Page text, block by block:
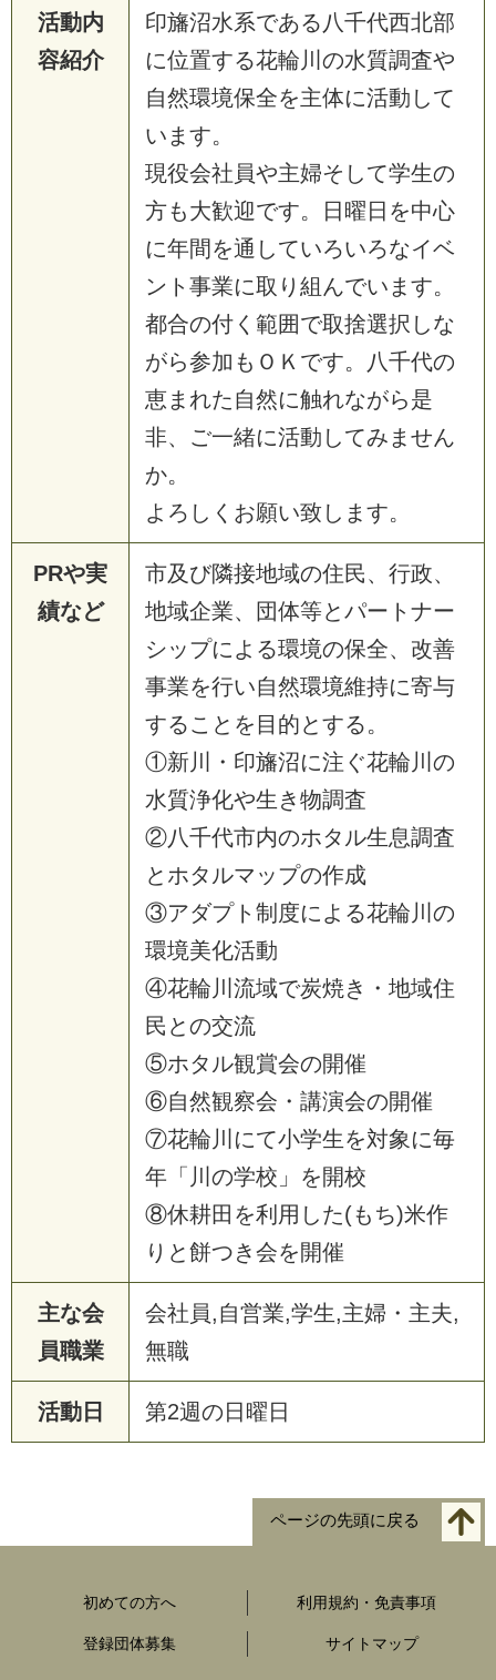
活動内
容紹介
印旛沼水系である八千代西北部
に位置する花輪川の水質調査や
自然環境保全を主体に活動して
います。
現役会社員や主婦そして学生の
方も大歓迎です。日曜日を中心
に年間を通していろいろなイベ
ント事業に取り組んでいます。
都合の付く範囲で取捨選択しな
がら参加もＯＫです。八千代の
恵まれた自然に触れながら是
非、ご一緒に活動してみません
か。
よろしくお願い致します。
PRや実
績など
市及び隣接地域の住民、行政、
地域企業、団体等とパートナー
シップによる環境の保全、改善
事業を行い自然環境維持に寄与
することを目的とする。
①新川・印旛沼に注ぐ花輪川の
水質浄化や生き物調査
②八千代市内のホタル生息調査
とホタルマップの作成
③アダプト制度による花輪川の
環境美化活動
④花輪川流域で炭焼き・地域住
民との交流
⑤ホタル観賞会の開催
⑥自然観察会・講演会の開催
⑦花輪川にて小学生を対象に毎
年「川の学校」を開校
⑧休耕田を利用した(もち)米作
りと餅つき会を開催
主な会
員職業
会社員,自営業,学生,主婦・主夫,
無職
活動日 第2週の日曜日
ページの先頭に戻る
初めての方へ 利用規約・免責事項
登録団体募集 サイトマップ